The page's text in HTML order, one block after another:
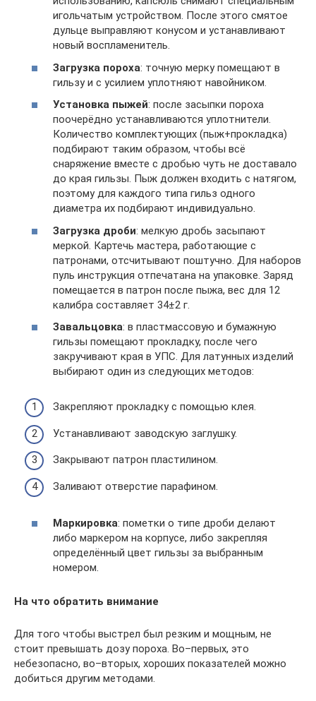
игольчатым устройством. После этого смятое
дульце выправляют конусом и устанавливают
новый воспламенитель.
Загрузка пороха: точную мерку помещают в
гильзу и с усилием уплотняют навойником.
Установка пыжей: после засыпки пороха
поочерёдно устанавливаются уплотнители.
Количество комплектующих (пыж+прокладка)
подбирают таким образом, чтобы всё
снаряжение вместе с дробью чуть не доставало
до края гильзы. Пыж должен входить с натягом,
поэтому для каждого типа гильз одного
диаметра их подбирают индивидуально.
Загрузка дроби: мелкую дробь засыпают
меркой. Картечь мастера, работающие с
патронами, отсчитывают поштучно. Для наборов
пуль инструкция отпечатана на упаковке. Заряд
помещается в патрон после пыжа, вес для 12
калибра составляет 34±2 г.
Завальцовка: в пластмассовую и бумажную
гильзы помещают прокладку, после чего
закручивают края в УПС. Для латунных изделий
выбирают один из следующих методов:
Закрепляют прокладку с помощью клея.
Устанавливают заводскую заглушку.
Закрывают патрон пластилином.
Заливают отверстие парафином.
Маркировка: пометки о типе дроби делают
либо маркером на корпусе, либо закрепляя
определённый цвет гильзы за выбранным
номером.
На что обратить внимание
Для того чтобы выстрел был резким и мощным, не
стоит превышать дозу пороха. Во–первых, это
небезопасно, во–вторых, хороших показателей можно
добиться другим методами.